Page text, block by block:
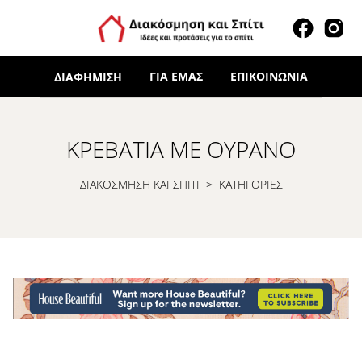
ΔΙΑΦΉΜΙΣΗ ΓΙΑ ΕΜΆΣ ΕΠΙΚΟΙΝΩΝΊΑ
ΚΡΕΒΆΤΙΑ ΜΕ ΟΥΡΑΝΌ
ΔΙΑΚΟΣΜΗΣΗ ΚΑΙ ΣΠΙΤΙ > ΚΑΤΗΓΟΡΙΕΣ